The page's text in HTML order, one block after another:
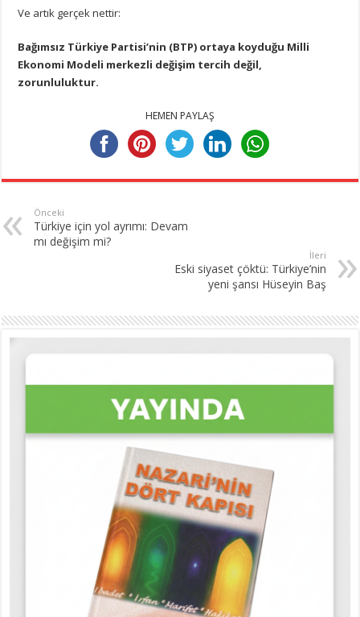
Ve artık gerçek nettir:
Bağımsız Türkiye Partisi’nin (BTP) ortaya koyduğu Milli
Ekonomi Modeli merkezli değişim tercih değil,
zorunluluktur.
HEMEN PAYLAŞ
Önceki
Türkiye için yol ayrımı: Devam
mı değişim mi?
İleri
Eski siyaset çöktü: Türkiye’nin
yeni şansı Hüseyin Baş